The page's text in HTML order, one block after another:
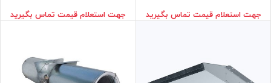
جهت استعلام قيمت تماس بگيريد جهت استعلام قيمت تماس بگيريد